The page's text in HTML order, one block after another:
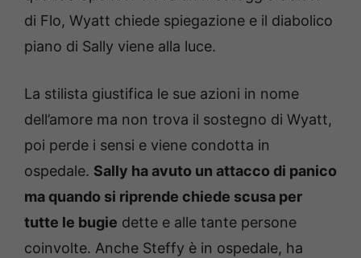
di Flo, Wyatt chiede spiegazione e il diabolico
piano di Sally viene alla luce.
La stilista giustifica le sue azioni in nome
dell’amore ma non trova il sostegno di Wyatt,
poi perde i sensi e viene condotta in
ospedale. Sally ha avuto un attacco di panico
ma quando si riprende chiede scusa per
tutte le bugie dette e alle tante persone
coinvolte. Anche Steffy è in ospedale, ha